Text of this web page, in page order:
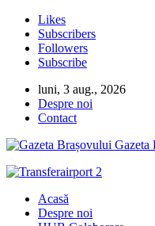
Likes
Subscribers
Followers
Subscribe
luni, 3 aug., 2026
Despre noi
Contact
Gazeta
Acasă
Despre noi